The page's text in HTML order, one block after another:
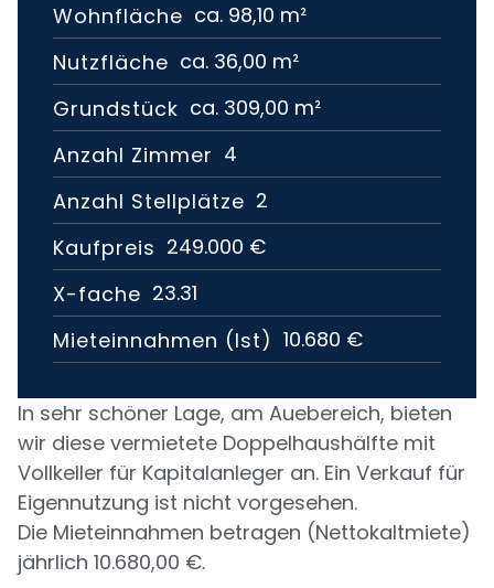
Wohnfläche ca. 98,10 m²
Nutzfläche ca. 36,00 m²
Grundstück ca. 309,00 m²
Anzahl Zimmer 4
Anzahl Stellplätze 2
Kaufpreis 249.000 €
X-fache 23.31
Mieteinnahmen (Ist) 10.680 €
In sehr schöner Lage, am Auebereich, bieten
wir diese vermietete Doppelhaushälfte mit
Vollkeller für Kapitalanleger an. Ein Verkauf für
Eigennutzung ist nicht vorgesehen.
Die Mieteinnahmen betragen (Nettokaltmiete)
jährlich 10.680,00 €.